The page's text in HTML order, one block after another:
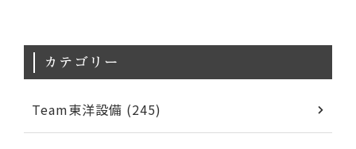
カテゴリー
Team東洋設備 (245)